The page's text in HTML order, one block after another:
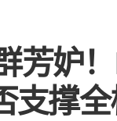
芳妒
撑全